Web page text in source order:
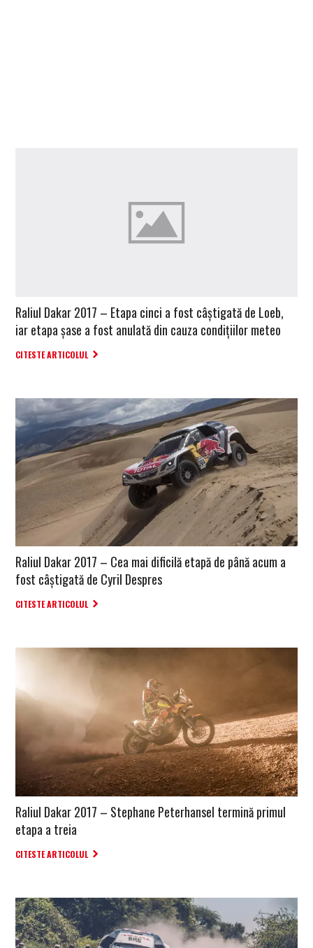
Raliul Dakar 2017 – Etapa cinci a fost câștigată de Loeb,
iar etapa șase a fost anulată din cauza condițiilor meteo
CITESTE ARTICOLUL
Raliul Dakar 2017 – Cea mai dificilă etapă de până acum a
fost câștigată de Cyril Despres
CITESTE ARTICOLUL
Raliul Dakar 2017 – Stephane Peterhansel termină primul
etapa a treia
CITESTE ARTICOLUL